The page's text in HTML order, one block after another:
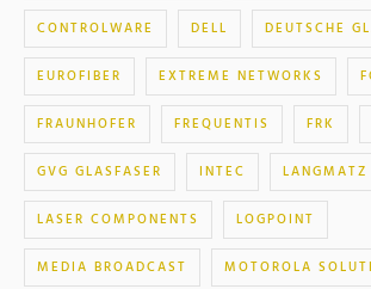
CONTROLWARE DELL DEUTSCHE
EUROFIBER EXTREME NETWORKS
FRAUNHOFER FREQUENTIS FRK
GVG GLASFASER INTEC LANGMATZ
LASER COMPONENTS LOGPOINT
MEDIA BROADCAST MOTOROLA